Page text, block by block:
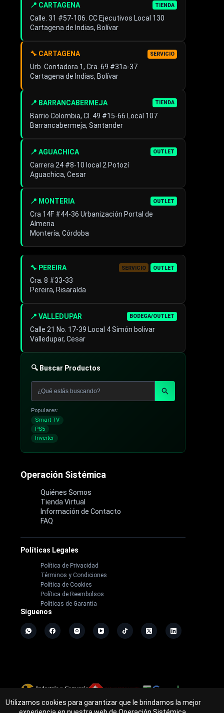
Utilizamos cookies para garantizar que le brindamos la mejor
📍 CARTAGENA TIENDA
Calle. 31 #57-106. CC Ejecutivos Local 130
Cartagena de Indias, Bolívar
🔧 CARTAGENA SERVICIO
Urb. Contadora 1, Cra. 69 #31a-37
Cartagena de Indias, Bolívar
📍 BARRANCABERMEJA TIENDA
Barrio Colombia, Cl. 49 #15-66 Local 107
Barrancabermeja, Santander
📍 AGUACHICA OUTLET
Carrera 24 #8-10 local 2 Potozí
Aguachica, Cesar
📍 MONTERIA OUTLET
Cra 14F #44-36 Urbanización Portal de
Almeria
Montería, Córdoba
📍 VALLEDUPAR BODEGA/OUTLET
Calle 21 No. 17-39 Local 4 Simón bolivar
Valledupar, Cesar
🔧 PEREIRA SERVICIO OUTLET
Cra. 8 #33-33
Pereira, Risaralda
🔍 Buscar Productos
Populares:
Smart TV
PS5
Inverter
Operación Sistémica
Quiénes Somos
Tienda Virtual
Información de Contacto
FAQ
Políticas Legales
Política de Privacidad
Términos y Condiciones
Política de Cookies
Política de Reembolsos
Políticas de Garantía
Síguenos
Copyright © 2026 - Operación Sistémica